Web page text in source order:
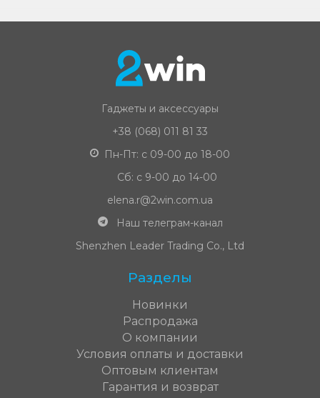
Гаджеты и аксессуары
+38 (068) 011 81 33
Пн-Пт: с 09-00 до 18-00
Сб: с 9-00 до 14-00
elena.r@2win.com.ua
Наш телеграм-канал
Shenzhen Leader Trading Co., Ltd
Разделы
Новинки
Распродажа
О компании
Условия оплаты и доставки
Оптовым клиентам
Гарантия и возврат